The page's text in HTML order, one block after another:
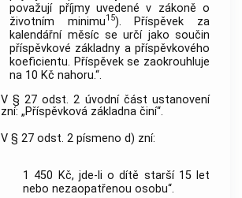
považují příjmy uvedené v zákoně o
životním minimu15). Příspěvek za
kalendářní měsíc se určí jako součin
příspěvkové základny a příspěvkového
koeficientu. Příspěvek se zaokrouhluje
na 10 Kč nahoru.“.
V § 27 odst. 2 úvodní část ustanovení
zní: „Příspěvková základna činí“.
V § 27 odst. 2 písmeno d) zní:
1 450 Kč, jde-li o dítě starší 15 let
nebo nezaopatřenou osobu“.